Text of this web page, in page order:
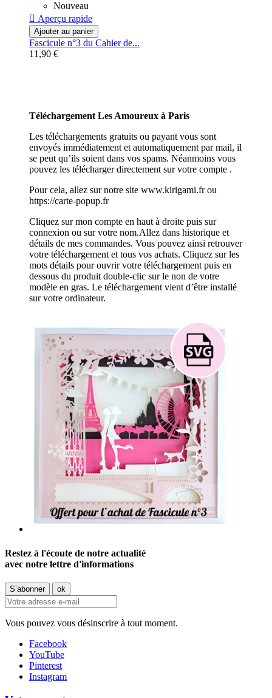
Nouveau
 Aperçu rapide
Ajouter au panier
Fascicule n°3 du Cahier de...
11,90 €
Téléchargement Les Amoureux à Paris
Les téléchargements gratuits ou payant vous sont
envoyés immédiatement et automatiquement par mail, il
se peut qu’ils soient dans vos spams. Néanmoins vous
pouvez les télécharger directement sur votre compte .
Pour cela, allez sur notre site www.kirigami.fr ou
https://carte-popup.fr
Cliquez sur mon compte en haut à droite puis sur
connexion ou sur votre nom.Allez dans historique et
détails de mes commandes. Vous pouvez ainsi retrouver
votre téléchargement et tous vos achats. Cliquez sur les
mots détails pour ouvrir votre téléchargement puis en
dessous du produit double-clic sur le non de votre
modèle en gras. Le téléchargement vient d’être installé
sur votre ordinateur.
Restez à l'écoute de notre actualité
avec notre lettre d'informations
Vous pouvez vous désinscrire à tout moment.
Facebook
YouTube
Pinterest
Instagram